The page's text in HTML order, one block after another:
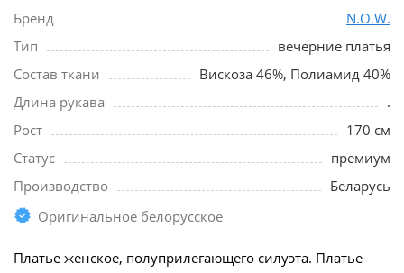
Бренд
N.O.W.
Тип
вечерние платья
Состав ткани
Вискоза 46%, Полиамид 40%
Длина рукава
.
Рост
170 см
Статус
премиум
Производство
Беларусь
Оригинальное белорусское
Платье женское, полуприлегающего силуэта. Платье